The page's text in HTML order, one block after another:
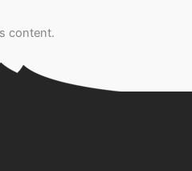
content.